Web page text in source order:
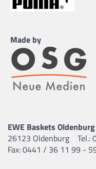
Made by
EWE Baskets Oldenburg
26123 Oldenburg
Tel.:
Fax: 0441 / 36 11 99 -